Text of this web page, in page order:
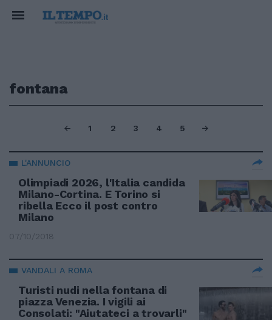
fontana
1 2 3 4 5
L'ANNUNCIO
Olimpiadi 2026, l'Italia candida
Milano-Cortina. E Torino si
ribella Ecco il post contro
Milano
07/10/2018
VANDALI A ROMA
Turisti nudi nella fontana di
piazza Venezia. I vigili ai
Consolati: "Aiutateci a trovarli"